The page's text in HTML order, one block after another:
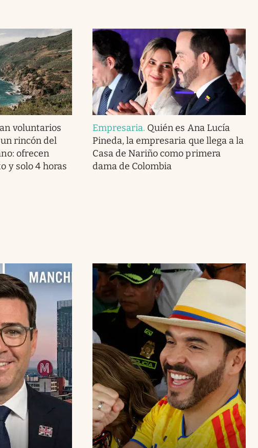
voluntarios
rincón del
ofrecen
y solo 4 horas
Empresaria. Quién es Ana Lucía
Pineda, la empresaria que llega a la
Casa de Nariño como primera
dama de Colombia